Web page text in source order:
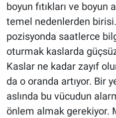
boyun fıtıkları ve boyun
temel nedenlerden
pozisyonda saatlerce
oturmak kaslarda
Kaslar ne kadar zayıf
da o oranda artıyor. Bir
aslında bu vücudun
önlem almak gerekiyor.